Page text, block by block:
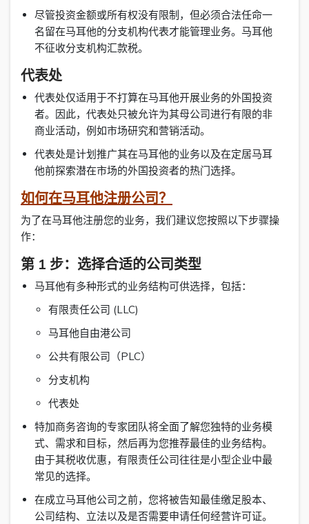
尽管投资金额或所有权没有限制，但必须合法任命一
名留在马耳他的分支机构代表才能管理业务。马耳他
不征收分支机构汇款税。
代表处
代表处仅适用于不打算在马耳他开展业务的外国投资
者。因此，代表处只被允许为其母公司进行有限的非
商业活动，例如市场研究和营销活动。
代表处是计划推广其在马耳他的业务以及在定居马耳
他前探索潜在市场的外国投资者的热门选择。
如何在马耳他注册公司？
为了在马耳他注册您的业务，我们建议您按照以下步骤操
作：
第 1 步：选择合适的公司类型
马耳他有多种形式的业务结构可供选择，包括：
有限责任公司 (LLC)
马耳他自由港公司
公共有限公司（PLC）
分支机构
代表处
特加商务咨询的专家团队将全面了解您独特的业务模
式、需求和目标，然后再为您推荐最佳的业务结构。
由于其税收优惠，有限责任公司往往是小型企业中最
常见的选择。
在成立马耳他公司之前，您将被告知最佳缴足股本、
公司结构、立法以及是否需要申请任何经营许可证。